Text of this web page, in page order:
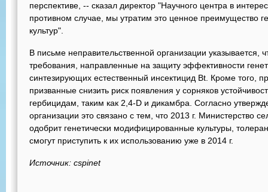
перспективе, -- сказал директор "Научного центра в
противном случае, мы утратим это ценное преимущество
культур".
В письме неправительственной организации указывается,
требования, направленные на защиту эффективности
синтезирующих естественный инсектицид Bt. Кроме того,
призванные снизить риск появления у сорняков
гербицидам, таким как 2,4-D и дикамбра. Согласно
организации это связано с тем, что 2013 г. Министерство
одобрит генетически модифицированные культуры,
смогут приступить к их использованию уже в 2014 г.
Источник: cspinet